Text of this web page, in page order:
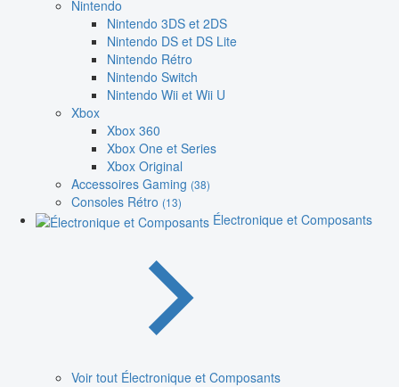
Nintendo
Nintendo 3DS et 2DS
Nintendo DS et DS Lite
Nintendo Rétro
Nintendo Switch
Nintendo Wii et Wii U
Xbox
Xbox 360
Xbox One et Series
Xbox Original
Accessoires Gaming (38)
Consoles Rétro (13)
Électronique et Composants
Voir tout Électronique et Composants